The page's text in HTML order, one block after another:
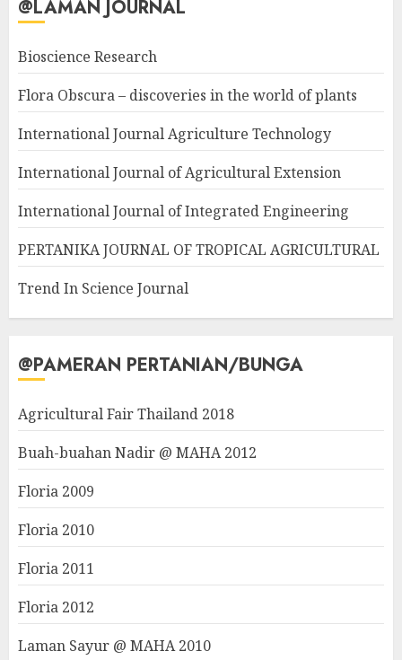
@LAMAN JOURNAL
Bioscience Research
Flora Obscura – discoveries in the world of plants
International Journal Agriculture Technology
International Journal of Agricultural Extension
International Journal of Integrated Engineering
PERTANIKA JOURNAL OF TROPICAL AGRICULTURAL
Trend In Science Journal
@PAMERAN PERTANIAN/BUNGA
Agricultural Fair Thailand 2018
Buah-buahan Nadir @ MAHA 2012
Floria 2009
Floria 2010
Floria 2011
Floria 2012
Laman Sayur @ MAHA 2010